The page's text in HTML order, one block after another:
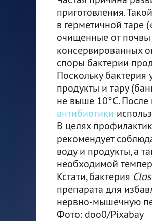
приготовления.
в герметичной таре
очищенные от почвы
консервированных
споры бактерии
Поскольку
продукты и тару
не выше 10°С. После
антибиотики
В целях
рекомендует
воду и продукты, а
необходимой
Кстати, бактерия
препарата для
нервно-мышечную
Фото: doo0/Pixabay